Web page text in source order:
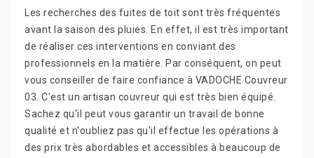
Les recherches des fuites de toit sont très fréquentes
avant la saison des pluies. En effet, il est très important
de réaliser ces interventions en conviant des
professionnels en la matière. Par conséquent, on peut
vous conseiller de faire confiance à VADOCHE Couvreur
03. C'est un artisan couvreur qui est très bien équipé.
Sachez qu'il peut vous garantir un travail de bonne
qualité et n'oubliez pas qu'il effectue les opérations à
des prix très abordables et accessibles à beaucoup de